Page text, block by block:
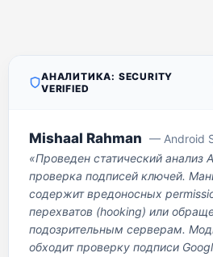
АНАЛИТИКА: SECURITY
VERIFIED
Mishaal Rahman — Android
«Проведен статический анализ
проверка подписей ключей.
содержит вредоносных
перехватов (hooking) или
подозрительным серверам.
обходит проверку подписи